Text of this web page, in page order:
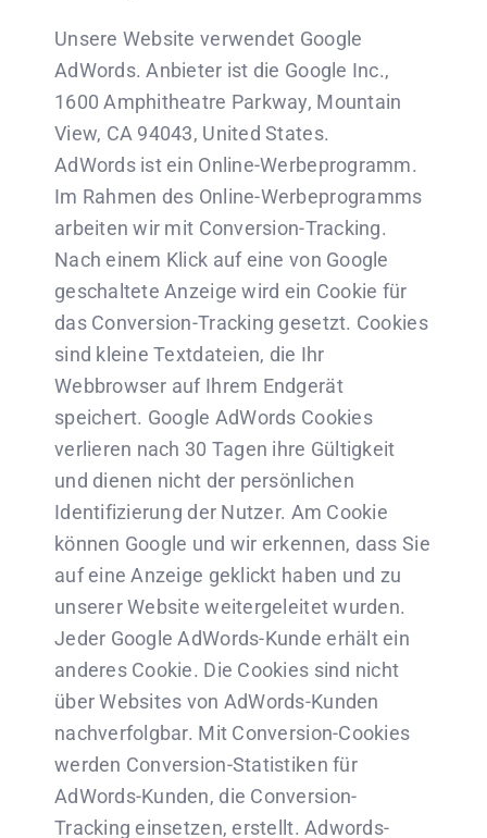
Unsere Website verwendet Google
AdWords. Anbieter ist die Google Inc.,
1600 Amphitheatre Parkway, Mountain
View, CA 94043, United States.
AdWords ist ein Online-Werbeprogramm.
Im Rahmen des Online-Werbeprogramms
arbeiten wir mit Conversion-Tracking.
Nach einem Klick auf eine von Google
geschaltete Anzeige wird ein Cookie für
das Conversion-Tracking gesetzt. Cookies
sind kleine Textdateien, die Ihr
Webbrowser auf Ihrem Endgerät
speichert. Google AdWords Cookies
verlieren nach 30 Tagen ihre Gültigkeit
und dienen nicht der persönlichen
Identifizierung der Nutzer. Am Cookie
können Google und wir erkennen, dass Sie
auf eine Anzeige geklickt haben und zu
unserer Website weitergeleitet wurden.
Jeder Google AdWords-Kunde erhält ein
anderes Cookie. Die Cookies sind nicht
über Websites von AdWords-Kunden
nachverfolgbar. Mit Conversion-Cookies
werden Conversion-Statistiken für
AdWords-Kunden, die Conversion-
Tracking einsetzen, erstellt. Adwords-